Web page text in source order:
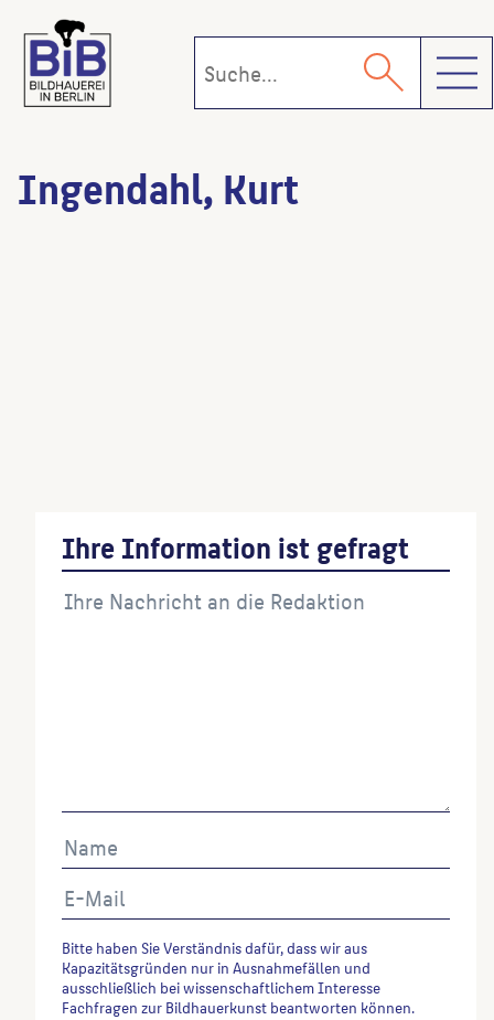
Ingendahl, Kurt
Ihre Information ist gefragt
Bitte haben Sie Verständnis dafür, dass wir aus
Kapazitätsgründen nur in Ausnahmefällen und
ausschließlich bei wissenschaftlichem Interesse
Fachfragen zur Bildhauerkunst beantworten können.